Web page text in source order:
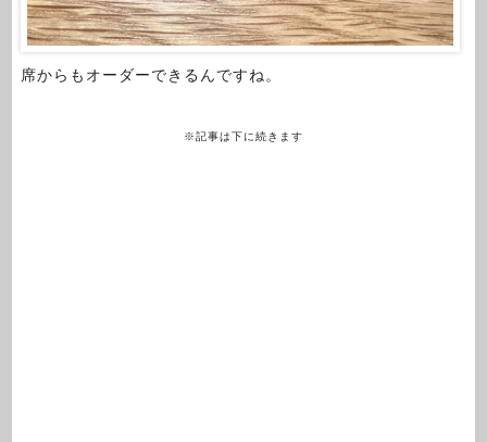
席からもオーダーできるんですね。
※記事は下に続きます